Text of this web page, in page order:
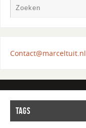
Contact@marceltuit.nl
TAGS